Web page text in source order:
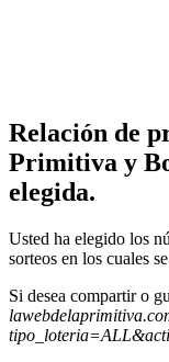
Relación de
Primitiva y
elegida.
Usted ha elegido los
sorteos en los cuales
Si desea compartir o